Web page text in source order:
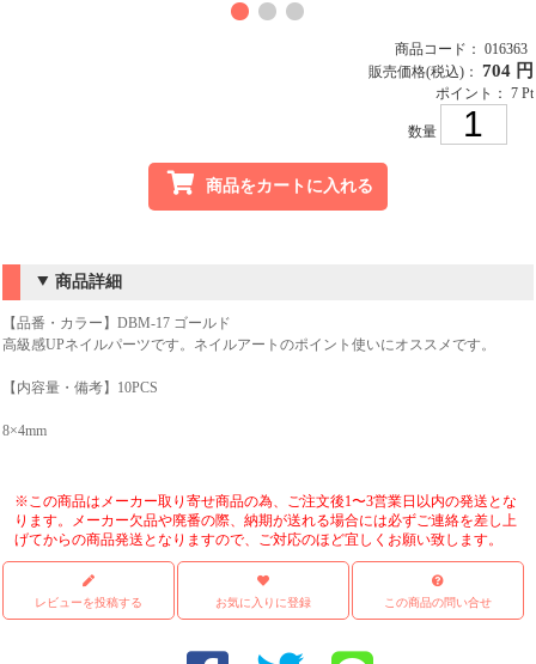
商品コード： 016363
販売価格(税込)： 704 円
ポイント： 7 Pt
数量
商品をカートに入れる
商品詳細
【品番・カラー】DBM-17 ゴールド
高級感UPネイルパーツです。ネイルアートのポイント使いにオススメです。
【内容量・備考】10PCS
8×4mm
※この商品はメーカー取り寄せ商品の為、ご注文後1〜3営業日以内の発送とな
ります。メーカー欠品や廃番の際、納期が送れる場合には必ずご連絡を差し上
げてからの商品発送となりますので、ご対応のほど宜しくお願い致します。
レビューを投稿する お気に入りに登録 この商品の問い合せ